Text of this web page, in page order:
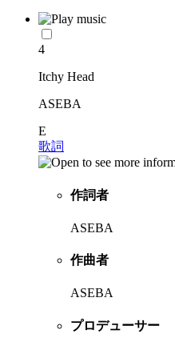
4
Itchy Head
ASEBA
E
歌詞
作詞者
ASEBA
作曲者
ASEBA
プロデューサー